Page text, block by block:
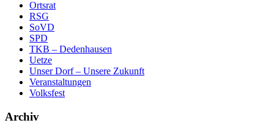
Ortsrat
RSG
SoVD
SPD
TKB – Dedenhausen
Uetze
Unser Dorf – Unsere Zukunft
Veranstaltungen
Volksfest
Archiv